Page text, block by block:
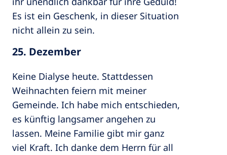
Es ist ein Geschenk, in dieser Situation
nicht allein zu sein.
25. Dezember
Keine Dialyse heute. Stattdessen
Weihnachten feiern mit meiner
Gemeinde. Ich habe mich entschieden,
es künftig langsamer angehen zu
lassen. Meine Familie gibt mir ganz
viel Kraft. Ich danke dem Herrn für all